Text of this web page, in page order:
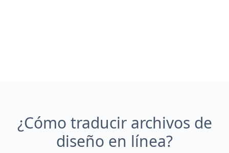
¿Cómo traducir archivos de
diseño en línea?